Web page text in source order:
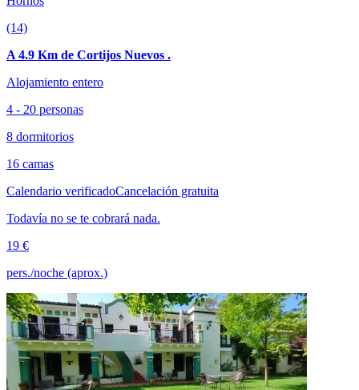
(14)
A 4.9 Km de Cortijos Nuevos .
Alojamiento entero
4 - 20 personas
8 dormitorios
16 camas
Calendario verificadoCancelación gratuita
Todavía no se te cobrará nada.
19 €
pers./noche (aprox.)